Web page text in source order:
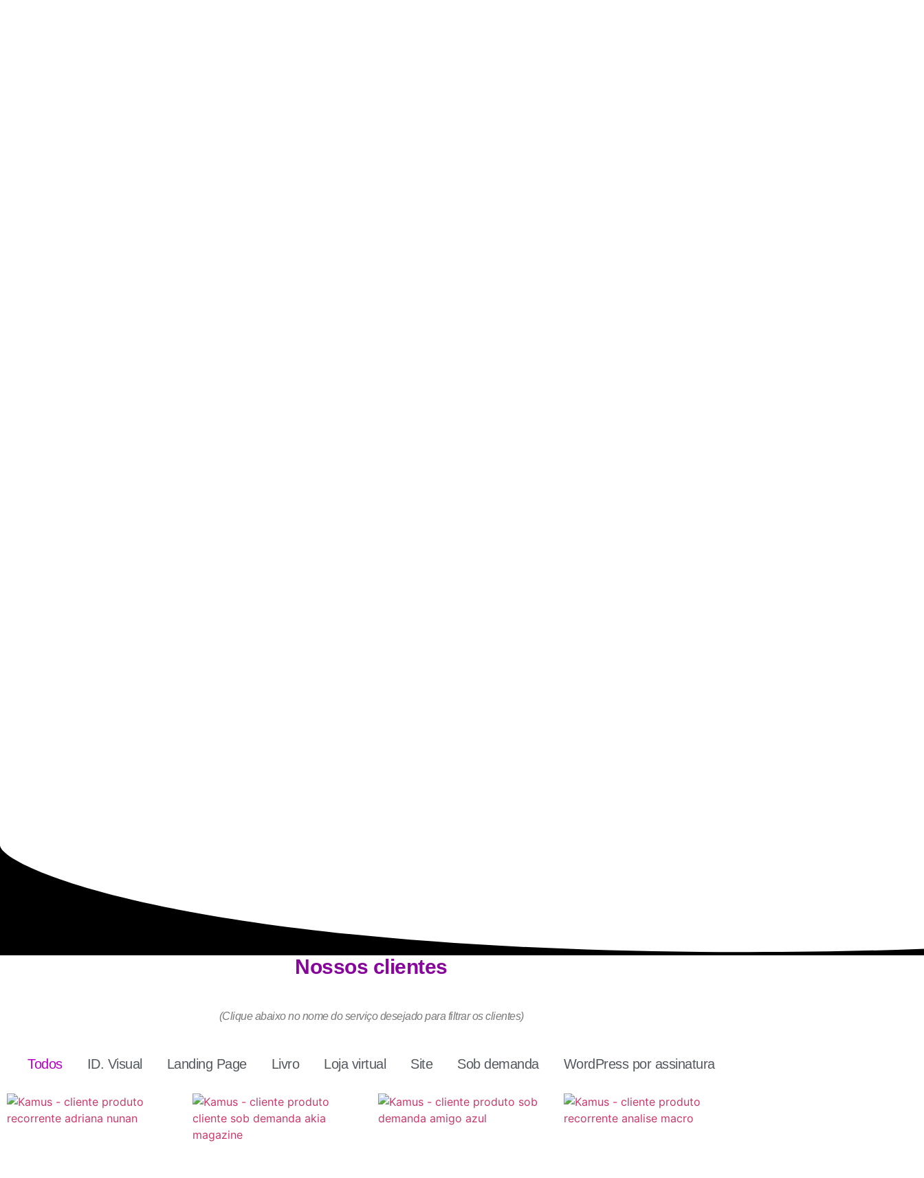
Nossos clientes
(Clique abaixo no nome do serviço desejado para filtrar os clientes)
Todos ID. Visual Landing Page Livro Loja virtual Site Sob demanda WordPress por assinatura